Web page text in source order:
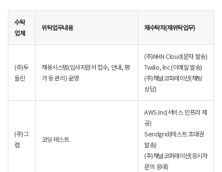
수탁
업체
위탁업무내용 재수탁자(재위탁업무)
(주)두
들린
채용시스템(입사지원서 접수, 안내, 평
가 등 관리) 운영
(주)NHN Cloud(문자 발송)
Twilio, lnc.(이메일 발송)
(주)채널코퍼레이션(채팅
상담)
(주)그
렙
코딩 테스트
AWS Inc(서비스 인프라 제
공)
Sendgrid(테스트 초대권
발송)
(주)채널코퍼레이션(응시자
문의 응대)